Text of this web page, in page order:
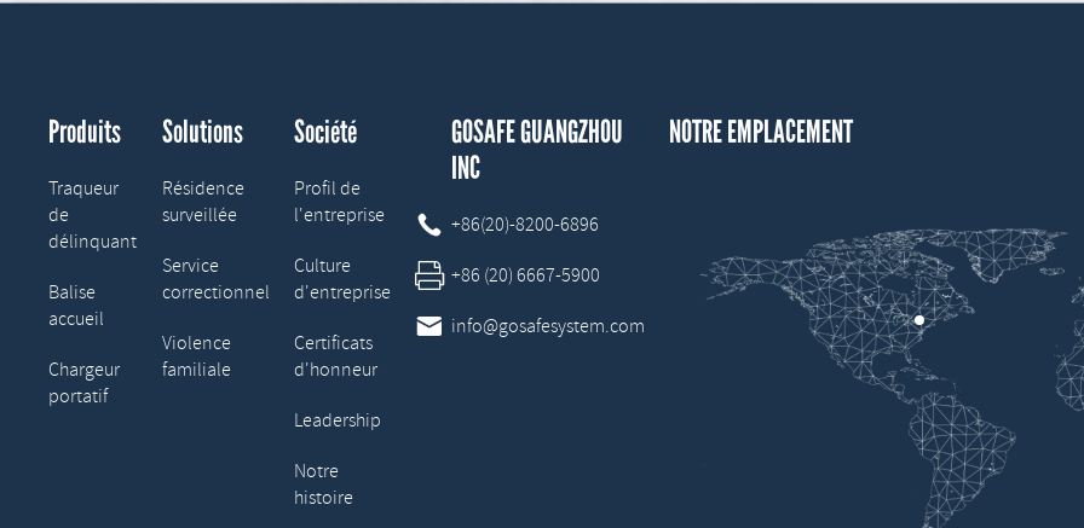
Produits
Traqueur
de
délinquant
Balise
accueil
Chargeur
portatif
Solutions
Résidence
surveillée
Service
correctionnel
Violence
familiale
Société
Profil de
l'entreprise
Culture
d'entreprise
Certificats
d'honneur
Leadership
Notre
histoire
GOSAFE GUANGZHOU
INC
 +86(20)-8200-6896
 +86 (20) 6667-5900
 info@gosafesystem.com
NOTRE EMPLACEMENT